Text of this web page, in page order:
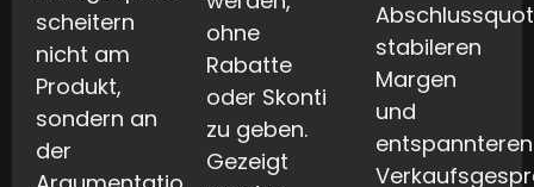
scheitern
nicht am
Produkt,
sondern an
der
ohne
Rabatte
oder Skonti
zu geben.
Gezeigt
stabileren
Margen
und
entspannteren